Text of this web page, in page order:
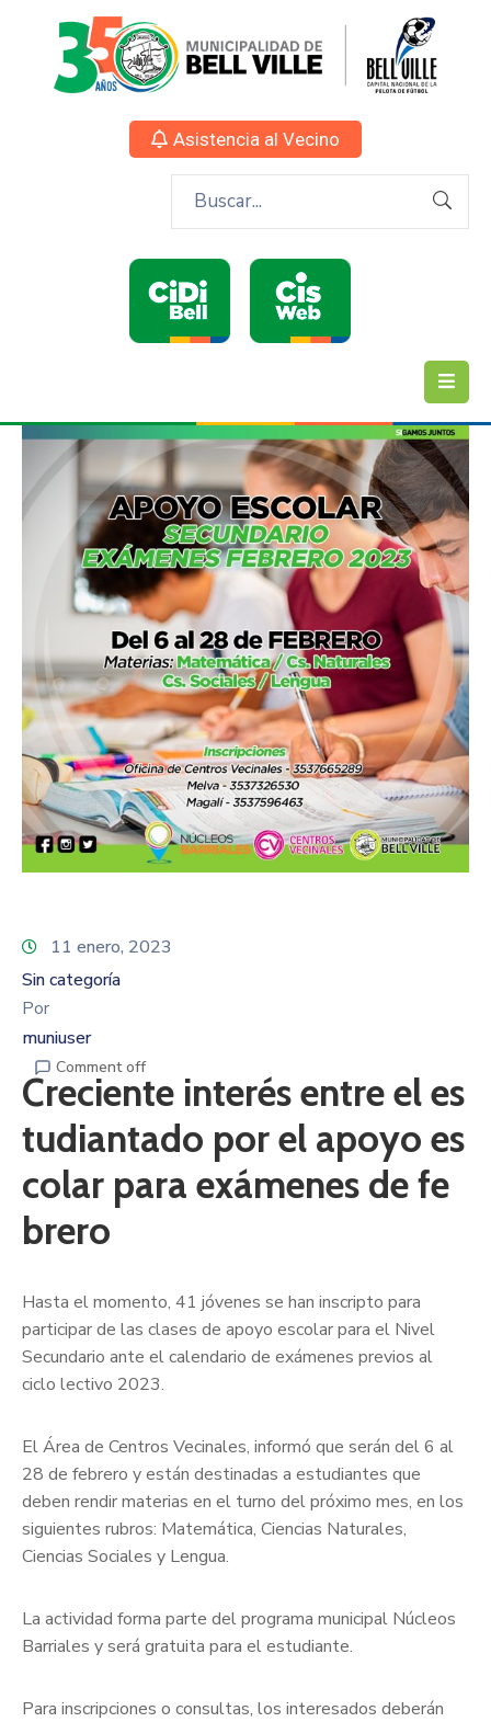
Asistencia al Vecino
11 enero, 2023
Sin categoría
Por
muniuser
Comment off
Creciente interés entre el es
tudiantado por el apoyo es
colar para exámenes de fe
brero
Hasta el momento, 41 jóvenes se han inscripto para
participar de las clases de apoyo escolar para el Nivel
Secundario ante el calendario de exámenes previos al
ciclo lectivo 2023.
El Área de Centros Vecinales, informó que serán del 6 al
28 de febrero y están destinadas a estudiantes que
deben rendir materias en el turno del próximo mes, en los
siguientes rubros: Matemática, Ciencias Naturales,
Ciencias Sociales y Lengua.
La actividad forma parte del programa municipal Núcleos
Barriales y será gratuita para el estudiante.
Para inscripciones o consultas, los interesados deberán